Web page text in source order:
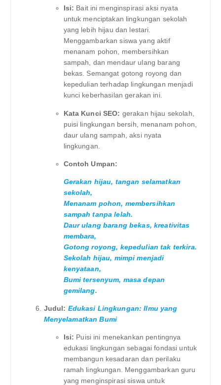
Isi: Bait ini menginspirasi aksi nyata
untuk menciptakan lingkungan sekolah
yang lebih hijau dan lestari.
Menggambarkan siswa yang aktif
menanam pohon, membersihkan
sampah, dan mendaur ulang barang
bekas. Semangat gotong royong dan
kepedulian terhadap lingkungan menjadi
kunci keberhasilan gerakan ini.
Kata Kunci SEO: gerakan hijau sekolah,
puisi lingkungan bersih, menanam pohon,
daur ulang sampah, aksi nyata
lingkungan.
Contoh Umpan:
Gerakan hijau, tangan selamatkan
sekolah,
Menanam pohon, membersihkan
sampah tanpa lelah.
Daur ulang barang bekas, kreativitas
membara,
Gotong royong, kepedulian tak terkira.
Sekolah hijau, mimpi menjadi
kenyataan,
Bumi tersenyum, masa depan
gemilang.
Judul: Edukasi Lingkungan: Ilmu yang
Menyelamatkan Bumi
Isi: Puisi ini menekankan pentingnya
edukasi lingkungan sebagai fondasi untuk
membangun kesadaran dan perilaku
ramah lingkungan. Menggambarkan guru
yang menginspirasi siswa untuk